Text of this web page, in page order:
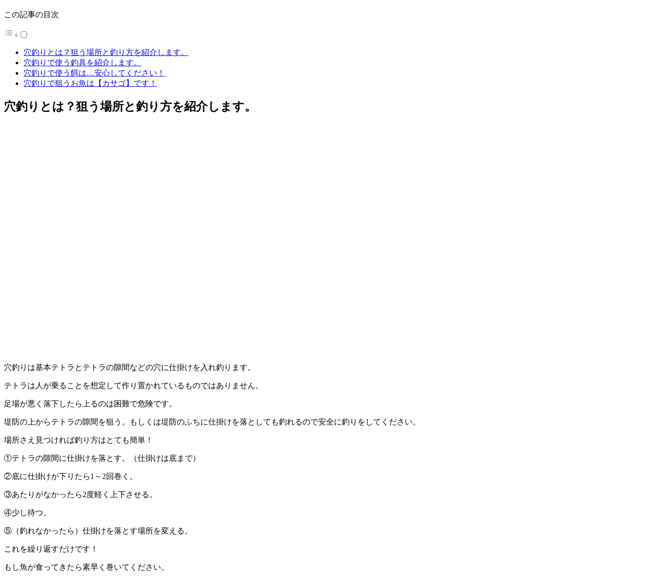
この記事の目次
穴釣りとは？狙う場所と釣り方を紹介します。
穴釣りで使う釣具を紹介します。
穴釣りで使う餌は…安心してください！
穴釣りで狙うお魚は【カサゴ】です！
穴釣りとは？狙う場所と釣り方を紹介します。
穴釣りは基本テトラとテトラの隙間などの穴に仕掛けを入れ釣ります。
テトラは人が乗ることを想定して作り置かれているものではありません。
足場が悪く落下したら上るのは困難で危険です。
堤防の上からテトラの隙間を狙う。もしくは堤防のふちに仕掛けを落としても釣れるので安全に釣りをしてください。
場所さえ見つければ釣り方はとても簡単！
①テトラの隙間に仕掛けを落とす。（仕掛けは底まで）
②底に仕掛けが下りたら1～2回巻く。
③あたりがなかったら2度軽く上下させる。
④少し待つ。
⑤（釣れなかったら）仕掛けを落とす場所を変える。
これを繰り返すだけです！
もし魚が食ってきたら素早く巻いてください。